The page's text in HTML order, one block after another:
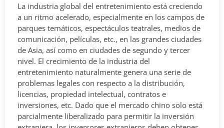
La industria global del entretenimiento está creciendo
a un ritmo acelerado, especialmente en los campos de
parques temáticos, espectáculos teatrales, medios de
comunicación, películas, etc., en las grandes ciudades
de Asia, así como en ciudades de segundo y tercer
nivel. El crecimiento de la industria del
entretenimiento naturalmente genera una serie de
problemas legales con respecto a la distribución,
licencias, propiedad intelectual, contratos e
inversiones, etc. Dado que el mercado chino solo está
parcialmente liberalizado para permitir la inversión